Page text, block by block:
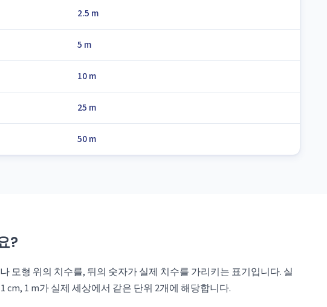
2.5 m
5 m
10 m
25 m
50 m
?
모형 위의 치수를, 뒤의 숫자가 실제 치수를 가리키는 표기입니다. 실
cm, 1 m가 실제 세상에서 같은 단위 2개에 해당합니다.